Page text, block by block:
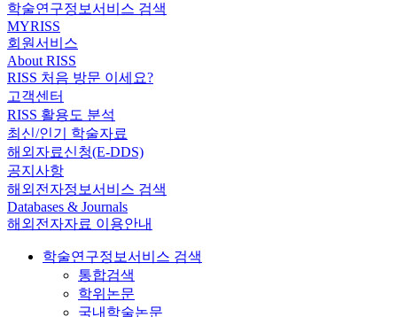
학술연구정보서비스 검색
MYRISS
회원서비스
About RISS
RISS 처음 방문 이세요?
고객센터
RISS 활용도 분석
최신/인기 학술자료
해외자료신청(E-DDS)
공지사항
해외전자정보서비스 검색
Databases & Journals
해외전자자료 이용안내
학술연구정보서비스 검색
통합검색
학위논문
국내학술논문